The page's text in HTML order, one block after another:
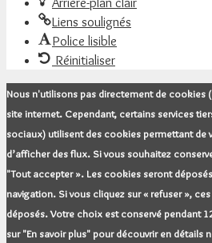
Liens soulignés
Police lisible
Réinitialiser
Nous n'utilisons pas directement de cookies
site internet. Cependant, certains services
sociaux) utilisent des cookies permettant de
d’afficher des flux. Si vous souhaitez
"Tout accepter ». Les cookies seront
navigation. Si vous cliquez sur « refuser »,
déposés. Votre choix est conservé pendant
sur "En savoir plus" pour découvrir en